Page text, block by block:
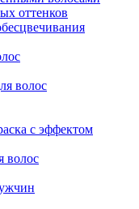
оттенков
волос
с эффектом
волос